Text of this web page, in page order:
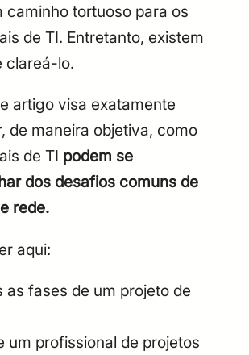
caminho tortuoso para os
de TI. Entretanto, existem
clareá-lo.
artigo visa exatamente
de maneira objetiva, como
de TI podem se
dos desafios comuns de
rede.
aqui:
as fases de um projeto de
um profissional de projetos